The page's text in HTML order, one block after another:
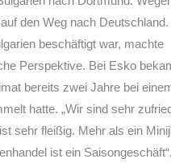
den Weg nach
beschäftigt war, machte
Perspektive. Bei Esko
bereits zwei Jahre bei
hatte. „Wir sind sehr
sehr fleißig. Mehr als ein
ist ein Saisongeschäft“,